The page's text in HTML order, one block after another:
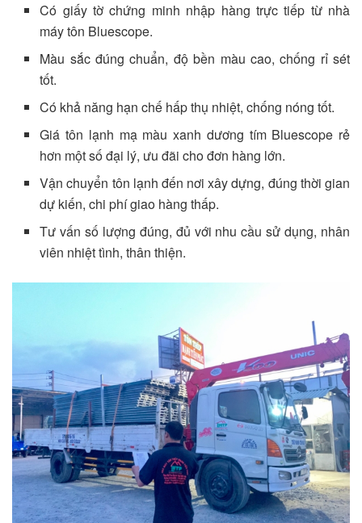
Có giấy tờ chứng minh nhập hàng trực tiếp từ nhà
máy tôn Bluescope.
Màu sắc đúng chuẩn, độ bền màu cao, chống rỉ sét
tốt.
Có khả năng hạn chế hấp thụ nhiệt, chống nóng tốt.
Giá tôn lạnh mạ màu xanh dương tím Bluescope rẻ
hơn một số đại lý, ưu đãi cho đơn hàng lớn.
Vận chuyển tôn lạnh đến nơi xây dựng, đúng thời gian
dự kiến, chi phí giao hàng thấp.
Tư vấn số lượng đúng, đủ với nhu cầu sử dụng, nhân
viên nhiệt tình, thân thiện.